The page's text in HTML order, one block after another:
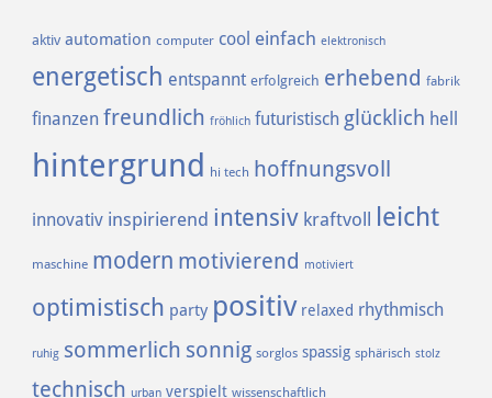
aktiv automation computer cool einfach elektronisch
energetisch entspannt erfolgreich erhebend fabrik
finanzen freundlich fröhlich futuristisch glücklich hell
hintergrund hi tech hoffnungsvoll
innovativ inspirierend intensiv kraftvoll leicht
maschine modern motivierend motiviert
optimistisch party positiv relaxed rhythmisch
ruhig sommerlich sonnig sorglos spassig sphärisch stolz
technisch urban verspielt wissenschaftlich